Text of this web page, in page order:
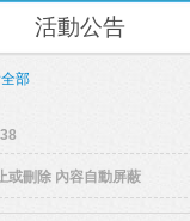
活動公告
部
或刪除 內容自動屏蔽